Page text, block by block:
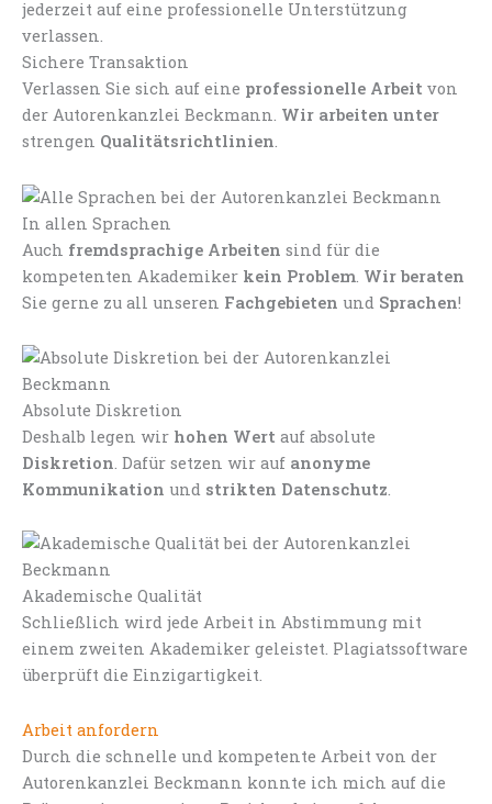
Sichere Transaktion
Verlassen Sie sich auf eine professionelle Arbeit von
der Autorenkanzlei Beckmann. Wir arbeiten unter
strengen Qualitätsrichtlinien.
In allen Sprachen
Auch fremdsprachige Arbeiten sind für die
kompetenten Akademiker kein Problem. Wir beraten
Sie gerne zu all unseren Fachgebieten und Sprachen!
Absolute Diskretion
Deshalb legen wir hohen Wert auf absolute
Diskretion . Dafür setzen wir auf anonyme
Kommunikation und strikten Datenschutz
Akademische Qualität
Schließlich wird jede Arbeit in Abstimmung mit
einem zweiten Akademiker geleistet. Plagiatssoftware
überprüft die Einzigartigkeit.
Arbeit anfordern
Durch die schnelle und kompetente Arbeit von der
Autorenkanzlei Beckmann konnte ich mich auf die